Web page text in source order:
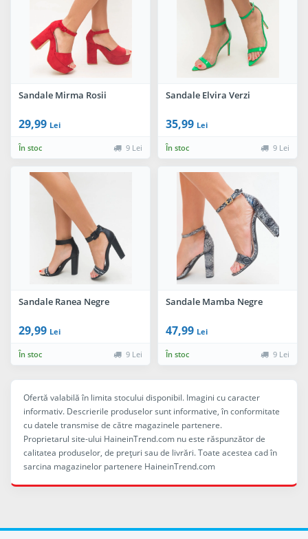
Sandale Mirma Rosii
29,99 Lei
În stoc 9 Lei
Sandale Elvira Verzi
35,99 Lei
În stoc 9 Lei
Sandale Ranea Negre
29,99 Lei
În stoc 9 Lei
Sandale Mamba Negre
47,99 Lei
În stoc 9 Lei
Ofertă valabilă în limita stocului disponibil. Imagini cu caracter
informativ. Descrierile produselor sunt informative, în conformitate
cu datele transmise de către magazinele partenere.
Proprietarul site-ului HaineinTrend.com nu este răspunzător de
calitatea produselor, de preţuri sau de livrări. Toate acestea cad în
sarcina magazinelor partenere HaineinTrend.com